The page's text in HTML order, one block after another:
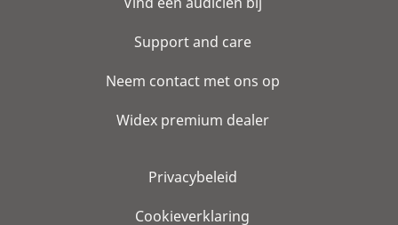
Support and care
Neem contact met ons op
Widex premium dealer
Privacybeleid
Cookieverklaring